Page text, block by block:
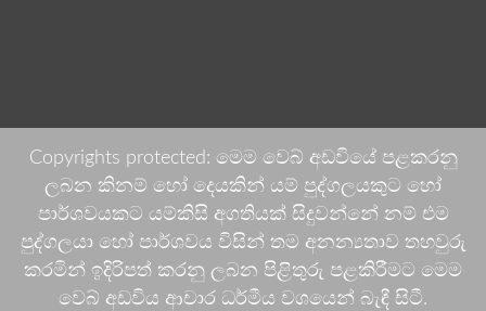
Copyrights protected: මෙම වෙබ් අඩවියේ පළකරනු
ලබන කිනම් හෝ දෙයකින් යම් පුද්ගලයකුට හෝ
පාර්ශවයකට යම්කිසි අගතියක් සිදුවන්නේ නම් එම
පුද්ගලයා හෝ පාර්ශවය විසින් තම අනන්‍යතාව තහවුරු
කරමින් ඉදිරිපත් කරනු ලබන පිළිතුරු පළකිරීමට මෙම
වෙබ් අඩවිය ආචාර ධර්මීය වශයෙන් බැඳී සිටී.